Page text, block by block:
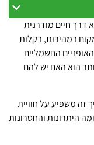
דרך חיים מודרנית
במהירות, בקלות
החשמליים
הוא האם יש להם
זה משפיע על חוויית
היתרונות והחסרונות